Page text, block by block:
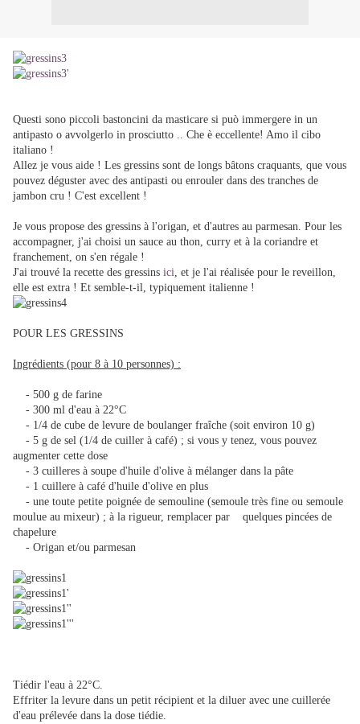
Questi sono piccoli bastoncini da masticare si può immergere in un
antipasto o avvolgerlo in prosciutto .. Che è eccellente! Amo il cibo
italiano !
Allez je vous aide ! Les gressins sont de longs bâtons craquants, que vous
pouvez déguster avec des antipasti ou enrouler dans des tranches de
jambon cru ! C'est excellent !
Je vous propose des gressins à l'origan, et d'autres au parmesan. Pour les
accompagner, j'ai choisi un sauce au thon, curry et à la coriandre et
franchement, on s'en régale !
J'ai trouvé la recette des gressins ici, et je l'ai réalisée pour le reveillon,
elle est extra ! Et semble-t-il, typiquement italienne !
POUR LES GRESSINS
Ingrédients (pour 8 à 10 personnes) :
- 500 g de farine
- 300 ml d'eau à 22°C
- 1/4 de cube de levure de boulanger fraîche (soit environ 10 g)
- 5 g de sel (1/4 de cuiller à café) ; si vous y tenez, vous pouvez
augmenter cette dose
- 3 cuilleres à soupe d'huile d'olive à mélanger dans la pâte
- 1 cuillere à café d'huile d'olive en plus
- une toute petite poignée de semouline (semoule très fine ou semoule
moulue au mixeur) ; à la rigueur, remplacer par quelques pincées de
chapelure
- Origan et/ou parmesan
Tiédir l'eau à 22°C.
Effriter la levure dans un petit récipient et la diluer avec une cuillerée
d'eau prélevée dans la dose tiédie.